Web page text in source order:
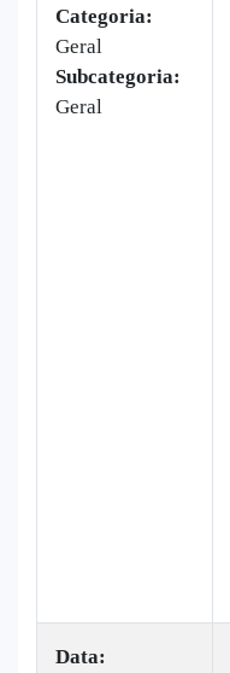
Categoria:
Geral
Subcategoria:
Geral
Data: